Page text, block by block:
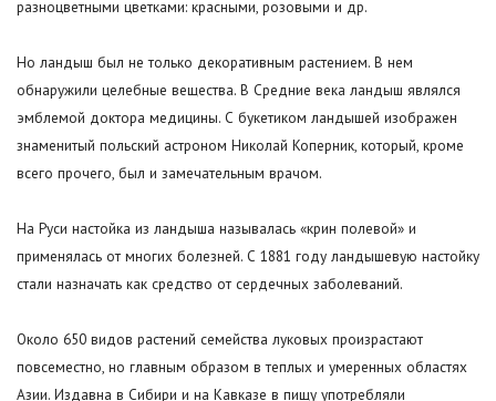
разноцветными цветками: красными, розовыми и др.
Но ландыш был не только декоративным растением. В нем
обнаружили целебные вещества. В Средние века ландыш являлся
эмблемой доктора медицины. С букетиком ландышей изображен
знаменитый польский астроном Николай Коперник, который, кроме
всего прочего, был и замечательным врачом.
На Руси настойка из ландыша называлась «крин полевой» и
применялась от многих болезней. С 1881 году ландышевую настойку
стали назначать как средство от сердечных заболеваний.
Около 650 видов растений семейства луковых произрастают
повсеместно, но главным образом в теплых и умеренных областях
Азии. Издавна в Сибири и на Кавказе в пищу употребляли